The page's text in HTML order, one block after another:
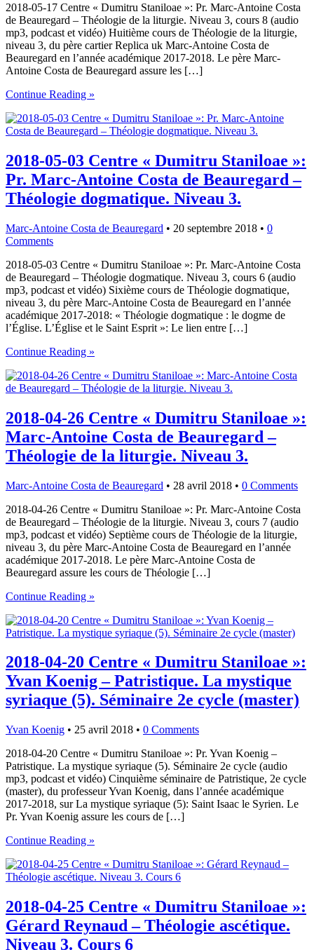
2018-05-17 Centre « Dumitru Staniloae »: Pr. Marc-Antoine Costa
de Beauregard – Théologie de la liturgie. Niveau 3, cours 8 (audio
mp3, podcast et vidéo) Huitième cours de Théologie de la liturgie,
niveau 3, du père cartier Replica uk Marc-Antoine Costa de
Beauregard en l’année académique 2017-2018. Le père Marc-
Antoine Costa de Beauregard assure les […]
Continue Reading »
2018-05-03 Centre « Dumitru Staniloae »:
Pr. Marc-Antoine Costa de Beauregard –
Théologie dogmatique. Niveau 3.
Marc-Antoine Costa de Beauregard • 20 septembre 2018 • 0
Comments
2018-05-03 Centre « Dumitru Staniloae »: Pr. Marc-Antoine Costa
de Beauregard – Théologie dogmatique. Niveau 3, cours 6 (audio
mp3, podcast et vidéo) Sixième cours de Théologie dogmatique,
niveau 3, du père Marc-Antoine Costa de Beauregard en l’année
académique 2017-2018: « Théologie dogmatique : le dogme de
l’Église. L’Église et le Saint Esprit »: Le lien entre […]
Continue Reading »
2018-04-26 Centre « Dumitru Staniloae »:
Marc-Antoine Costa de Beauregard –
Théologie de la liturgie. Niveau 3.
Marc-Antoine Costa de Beauregard • 28 avril 2018 • 0 Comments
2018-04-26 Centre « Dumitru Staniloae »: Pr. Marc-Antoine Costa
de Beauregard – Théologie de la liturgie. Niveau 3, cours 7 (audio
mp3, podcast et vidéo) Septième cours de Théologie de la liturgie,
niveau 3, du père Marc-Antoine Costa de Beauregard en l’année
académique 2017-2018. Le père Marc-Antoine Costa de
Beauregard assure les cours de Théologie […]
Continue Reading »
2018-04-20 Centre « Dumitru Staniloae »:
Yvan Koenig – Patristique. La mystique
syriaque (5). Séminaire 2e cycle (master)
Yvan Koenig • 25 avril 2018 • 0 Comments
2018-04-20 Centre « Dumitru Staniloae »: Pr. Yvan Koenig –
Patristique. La mystique syriaque (5). Séminaire 2e cycle (audio
mp3, podcast et vidéo) Cinquième séminaire de Patristique, 2e cycle
(master), du professeur Yvan Koenig, dans l’année académique
2017-2018, sur La mystique syriaque (5): Saint Isaac le Syrien. Le
Pr. Yvan Koenig assure les cours de […]
Continue Reading »
2018-04-25 Centre « Dumitru Staniloae »:
Gérard Reynaud – Théologie ascétique.
Niveau 3. Cours 6